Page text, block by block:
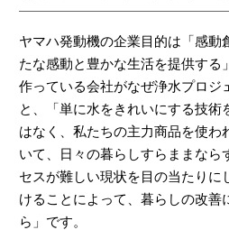
ヤマハ発動機の企業目的は「感動
たな感動と豊かな生活を提供する
作っている会社がなぜ浄水プロジ
と、「単に水をきれいにする技術
はなく、私たちの主力商品を使わ
いて、日々の暮らしすらままなら
セスが難しい現状を目の当たりに
けることによって、暮らしの改善
ら」です。